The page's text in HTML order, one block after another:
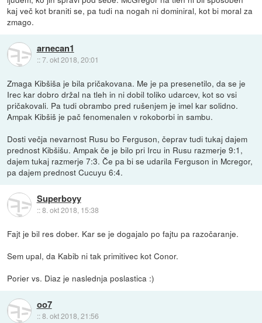
kaj več kot braniti se, pa tudi na nogah ni dominiral, kot bi moral za
zmago.
arnecan1
::7. okt 2018, 20:01
Zmaga Kibšiša je bila pričakovana. Me je pa presenetilo, da se je
Irec kar dobro držal na tleh in ni dobil toliko udarcev, kot so vsi
pričakovali. Pa tudi obrambo pred rušenjem je imel kar solidno.
Ampak Kibšiš je pač fenomenalen v rokoborbi in sambu.
Dosti večja nevarnost Rusu bo Ferguson, čeprav tudi tukaj dajem
prednost Kibšišu. Ampak če je bilo pri Ircu in Rusu razmerje 9:1,
dajem tukaj razmerje 7:3. Če pa bi se udarila Ferguson in Mcregor,
pa dajem prednost Cucuyu 6:4.
Superboyy
::8. okt 2018, 15:38
Fajt je bil res dober. Kar se je dogajalo po fajtu pa razočaranje.
Sem upal, da Kabib ni tak primitivec kot Conor.
Porier vs. Diaz je naslednja poslastica :)
oo7
::8. okt 2018, 21:56